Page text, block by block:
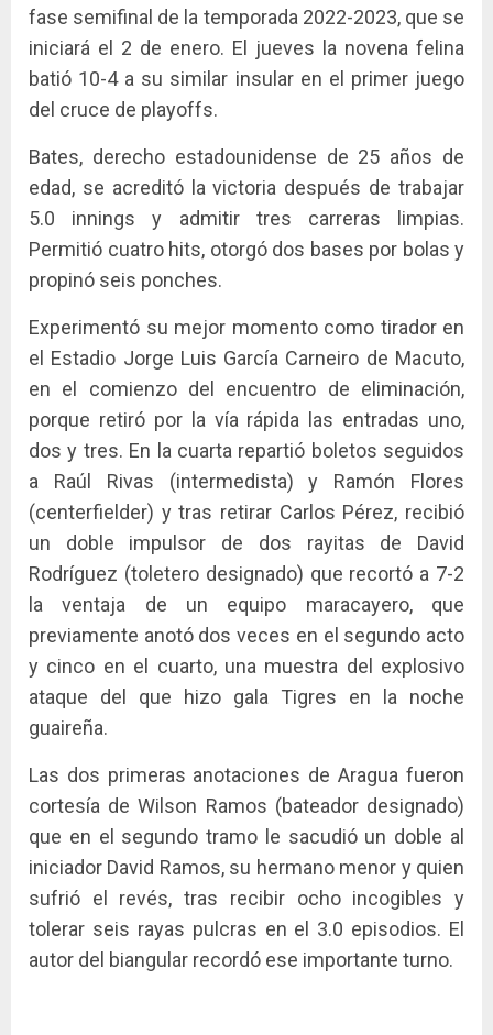
fase semifinal de la temporada 2022-2023, que se
iniciará el 2 de enero. El jueves la novena felina
batió 10-4 a su similar insular en el primer juego
del cruce de playoffs.
Bates, derecho estadounidense de 25 años de
edad, se acreditó la victoria después de trabajar
5.0 innings y admitir tres carreras limpias.
Permitió cuatro hits, otorgó dos bases por bolas y
propinó seis ponches.
Experimentó su mejor momento como tirador en
el Estadio Jorge Luis García Carneiro de Macuto,
en el comienzo del encuentro de eliminación,
porque retiró por la vía rápida las entradas uno,
dos y tres. En la cuarta repartió boletos seguidos
a Raúl Rivas (intermedista) y Ramón Flores
(centerfielder) y tras retirar Carlos Pérez, recibió
un doble impulsor de dos rayitas de David
Rodríguez (toletero designado) que recortó a 7-2
la ventaja de un equipo maracayero, que
previamente anotó dos veces en el segundo acto
y cinco en el cuarto, una muestra del explosivo
ataque del que hizo gala Tigres en la noche
guaireña.
Las dos primeras anotaciones de Aragua fueron
cortesía de Wilson Ramos (bateador designado)
que en el segundo tramo le sacudió un doble al
iniciador David Ramos, su hermano menor y quien
sufrió el revés, tras recibir ocho incogibles y
tolerar seis rayas pulcras en el 3.0 episodios. El
autor del biangular recordó ese importante turno.